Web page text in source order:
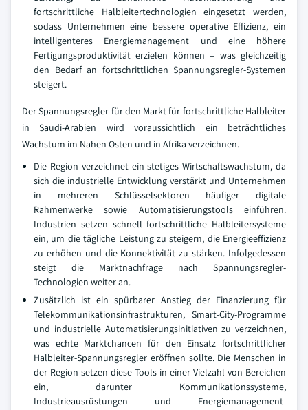
fortschrittliche Halbleitertechnologien eingesetzt werden,
sodass Unternehmen eine bessere operative Effizienz, ein
intelligenteres Energiemanagement und eine höhere
Fertigungsproduktivität erzielen können – was gleichzeitig
den Bedarf an fortschrittlichen Spannungsregler-Systemen
steigert.
Der Spannungsregler für den Markt für fortschrittliche Halbleiter
in Saudi-Arabien wird voraussichtlich ein beträchtliches
Wachstum im Nahen Osten und in Afrika verzeichnen.
Die Region verzeichnet ein stetiges Wirtschaftswachstum, da
sich die industrielle Entwicklung verstärkt und Unternehmen
in mehreren Schlüsselsektoren häufiger digitale
Rahmenwerke sowie Automatisierungstools einführen.
Industrien setzen schnell fortschrittliche Halbleitersysteme
ein, um die tägliche Leistung zu steigern, die Energieeffizienz
zu erhöhen und die Konnektivität zu stärken. Infolgedessen
steigt die Marktnachfrage nach Spannungsregler-
Technologien weiter an.
Zusätzlich ist ein spürbarer Anstieg der Finanzierung für
Telekommunikationsinfrastrukturen, Smart-City-Programme
und industrielle Automatisierungsinitiativen zu verzeichnen,
was echte Marktchancen für den Einsatz fortschrittlicher
Halbleiter-Spannungsregler eröffnen sollte. Die Menschen in
der Region setzen diese Tools in einer Vielzahl von Bereichen
ein, darunter Kommunikationssysteme,
Industrieausrüstungen und Energiemanagement-